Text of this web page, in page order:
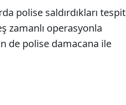
polise saldırdıkları tespit
zamanlı operasyonla
de polise damacana ile